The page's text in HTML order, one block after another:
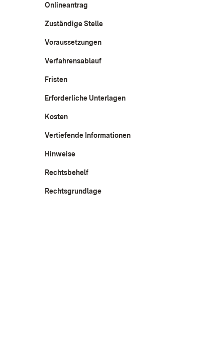
Onlineantrag
Zuständige Stelle
Voraussetzungen
Verfahrensablauf
Fristen
Erforderliche Unterlagen
Kosten
Vertiefende Informationen
Hinweise
Rechtsbehelf
Rechtsgrundlage